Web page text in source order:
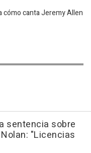
cómo canta Jeremy Allen
sentencia sobre
"Licencias